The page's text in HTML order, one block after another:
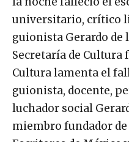
la noche falleció el
universitario, crítico
guionista Gerardo
Secretaría de Cultura
Cultura lamenta el
guionista, docente,
luchador social
miembro fundador de